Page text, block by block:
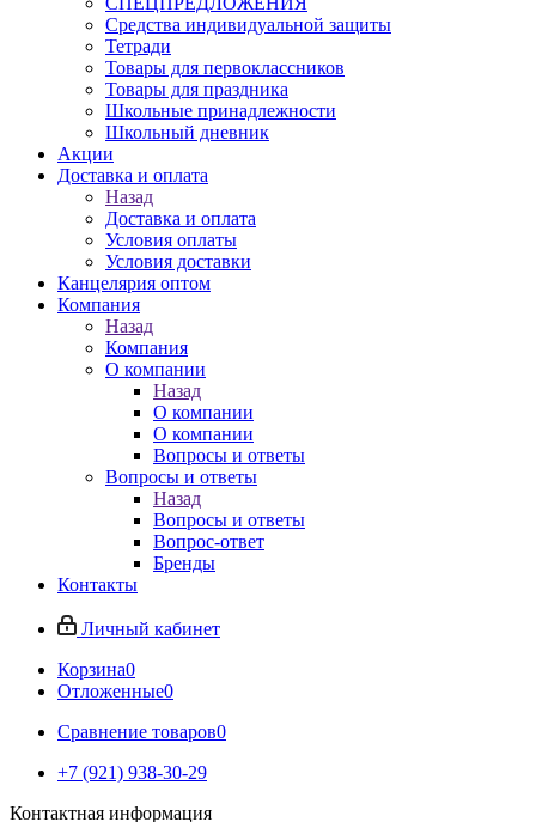
Средства индивидуальной защиты
Тетради
Товары для первоклассников
Товары для праздника
Школьные принадлежности
Школьный дневник
Акции
Доставка и оплата
Назад
Доставка и оплата
Условия оплаты
Условия доставки
Канцелярия оптом
Компания
Назад
Компания
О компании
Назад
О компании
О компании
Вопросы и ответы
Вопросы и ответы
Назад
Вопросы и ответы
Вопрос-ответ
Бренды
Контакты
Личный кабинет
Корзина0
Отложенные0
Сравнение товаров0
+7 (921) 938-30-29
Контактная информация